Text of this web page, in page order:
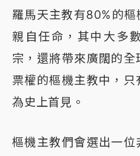
羅馬天主教有80%的
親自任命，其中大多
宗，還將帶來廣闊的
票權的樞機主教中，只
為史上首見。
樞機主教們會選出一